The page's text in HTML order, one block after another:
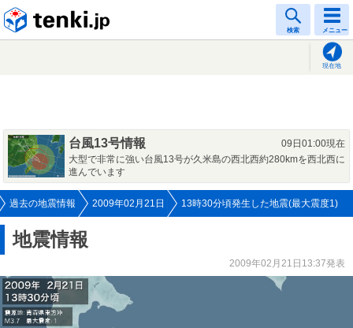
検索 メニュー
現在地
台風13号情報
09日01:00現在
大型で非常に強い台風13号が久米島の西北西約280kmを西北西に
進んでいます
過去の地震情報 2009年02月21日 13時30分頃発生した地震(最大震度1)
地震情報
2009年02月21日13:37発表